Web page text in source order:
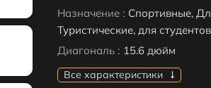
Назначение : Спортивные,
Туристические, для
Диагональ : 15.6 дюйм
Все характеристики